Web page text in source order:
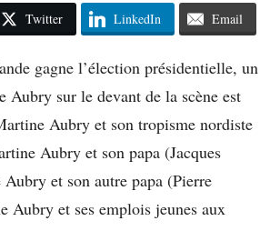
Twitter LinkedIn Email
gagne l’élection présidentielle, un
Aubry sur le devant de la scène est
Aubry et son tropisme nordiste
Aubry et son papa (Jacques
et son autre papa (Pierre
Aubry et ses emplois jeunes aux